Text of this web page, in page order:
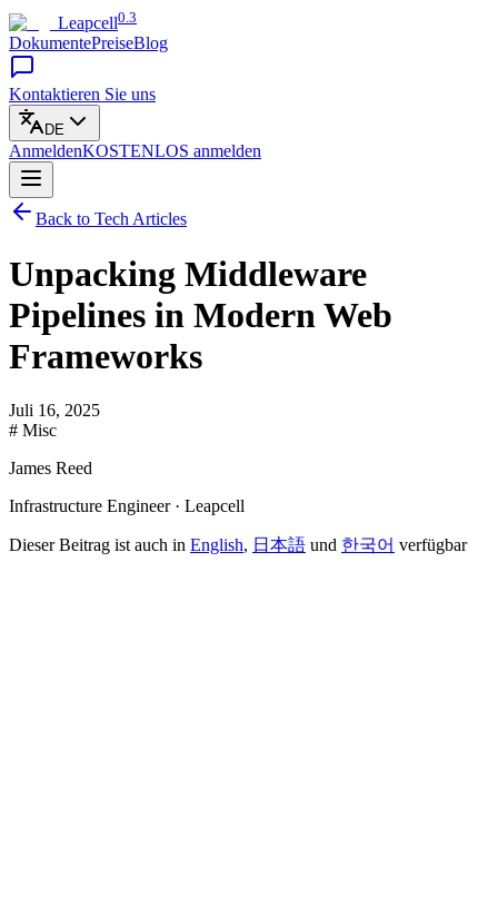
Leapcell0.3
DokumentePreiseBlog
Kontaktieren Sie uns
DE
AnmeldenKOSTENLOS anmelden
Back to Tech Articles
Unpacking Middleware
Pipelines in Modern Web
Frameworks
Juli 16, 2025
# Misc
James Reed
Infrastructure Engineer · Leapcell
Dieser Beitrag ist auch in English, 日本語 und 한국어 verfügbar